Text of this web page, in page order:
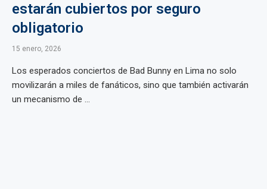
estarán cubiertos por seguro
obligatorio
15 enero, 2026
Los esperados conciertos de Bad Bunny en Lima no solo
movilizarán a miles de fanáticos, sino que también activarán
un mecanismo de ...